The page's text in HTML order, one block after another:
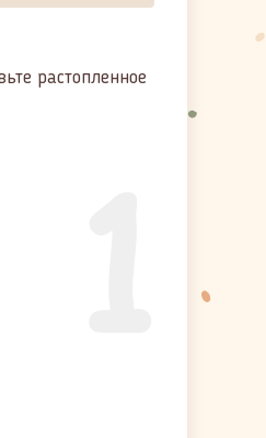
растопленное